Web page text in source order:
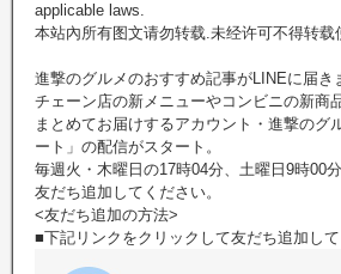
applicable laws.
本站內所有图文请勿转载.未经许可不得转载
進撃のグルメのおすすめ記事がLINEに届き
チェーン店の新メニューやコンビニの新商
まとめてお届けするアカウント・進撃のグ
ート」の配信がスタート。
毎週火・木曜日の17時04分、土曜日9時00
友だち追加してください。
<友だち追加の方法>
■下記リンクをクリックして友だち追加し